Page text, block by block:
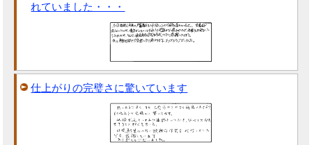
れていました・・・
仕上がりの完璧さに驚いています